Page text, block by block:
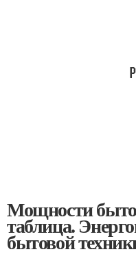
Мощности
таблица.
бытовой